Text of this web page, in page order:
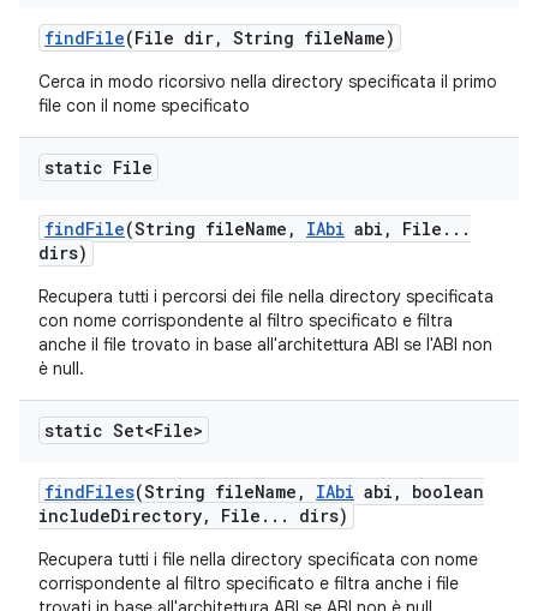
findFile(File dir, String fileName)
Cerca in modo ricorsivo nella directory specificata il primo
file con il nome specificato
static File
findFile(String fileName , IAbi abi , File . . .
dirs)
Recupera tutti i percorsi dei file nella directory specificata
con nome corrispondente al filtro specificato e filtra
anche il file trovato in base all'architettura ABI se l'ABI non
è null.
static Set<File>
findFiles(String fileName , IAbi abi ,
boolean
includeDirectory, File . . . dirs)
Recupera tutti i file nella directory specificata con nome
corrispondente al filtro specificato e filtra anche i file